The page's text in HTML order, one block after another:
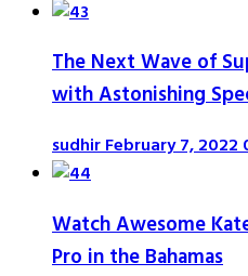
The Next Wave of
with Astonishing
sudhirFebruary 7, 2022
Watch Awesome
Pro in the Bahamas